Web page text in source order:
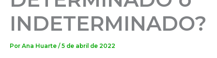
INDETERMINADO?
Por Ana Huarte / 5 de abril de 2022